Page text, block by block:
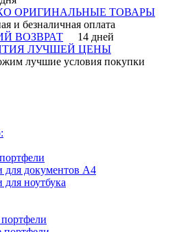
ОРИГИНАЛЬНЫЕ ТОВАРЫ
и безналичная оплата
ВОЗВРАТ
14 дней
ЛУЧШЕЙ ЦЕНЫ
лучшие условия покупки
для документов A4
ноутбука